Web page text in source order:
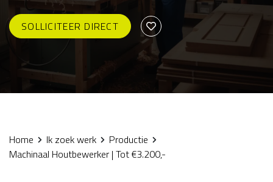
SOLLICITEER DIRECT
Home Ik zoek werk
Productie
Machinaal Houtbewerker | Tot €3.200,-